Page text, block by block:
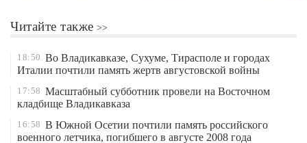
Читайте также
18:50 Во Владикавказе, Сухуме, Тирасполе и городах
Италии почтили память жертв августовской войны
17:58 Масштабный субботник провели на Восточном
кладбище Владикавказа
16:58 В Южной Осетии почтили память российского
военного летчика, погибшего в августе 2008 года